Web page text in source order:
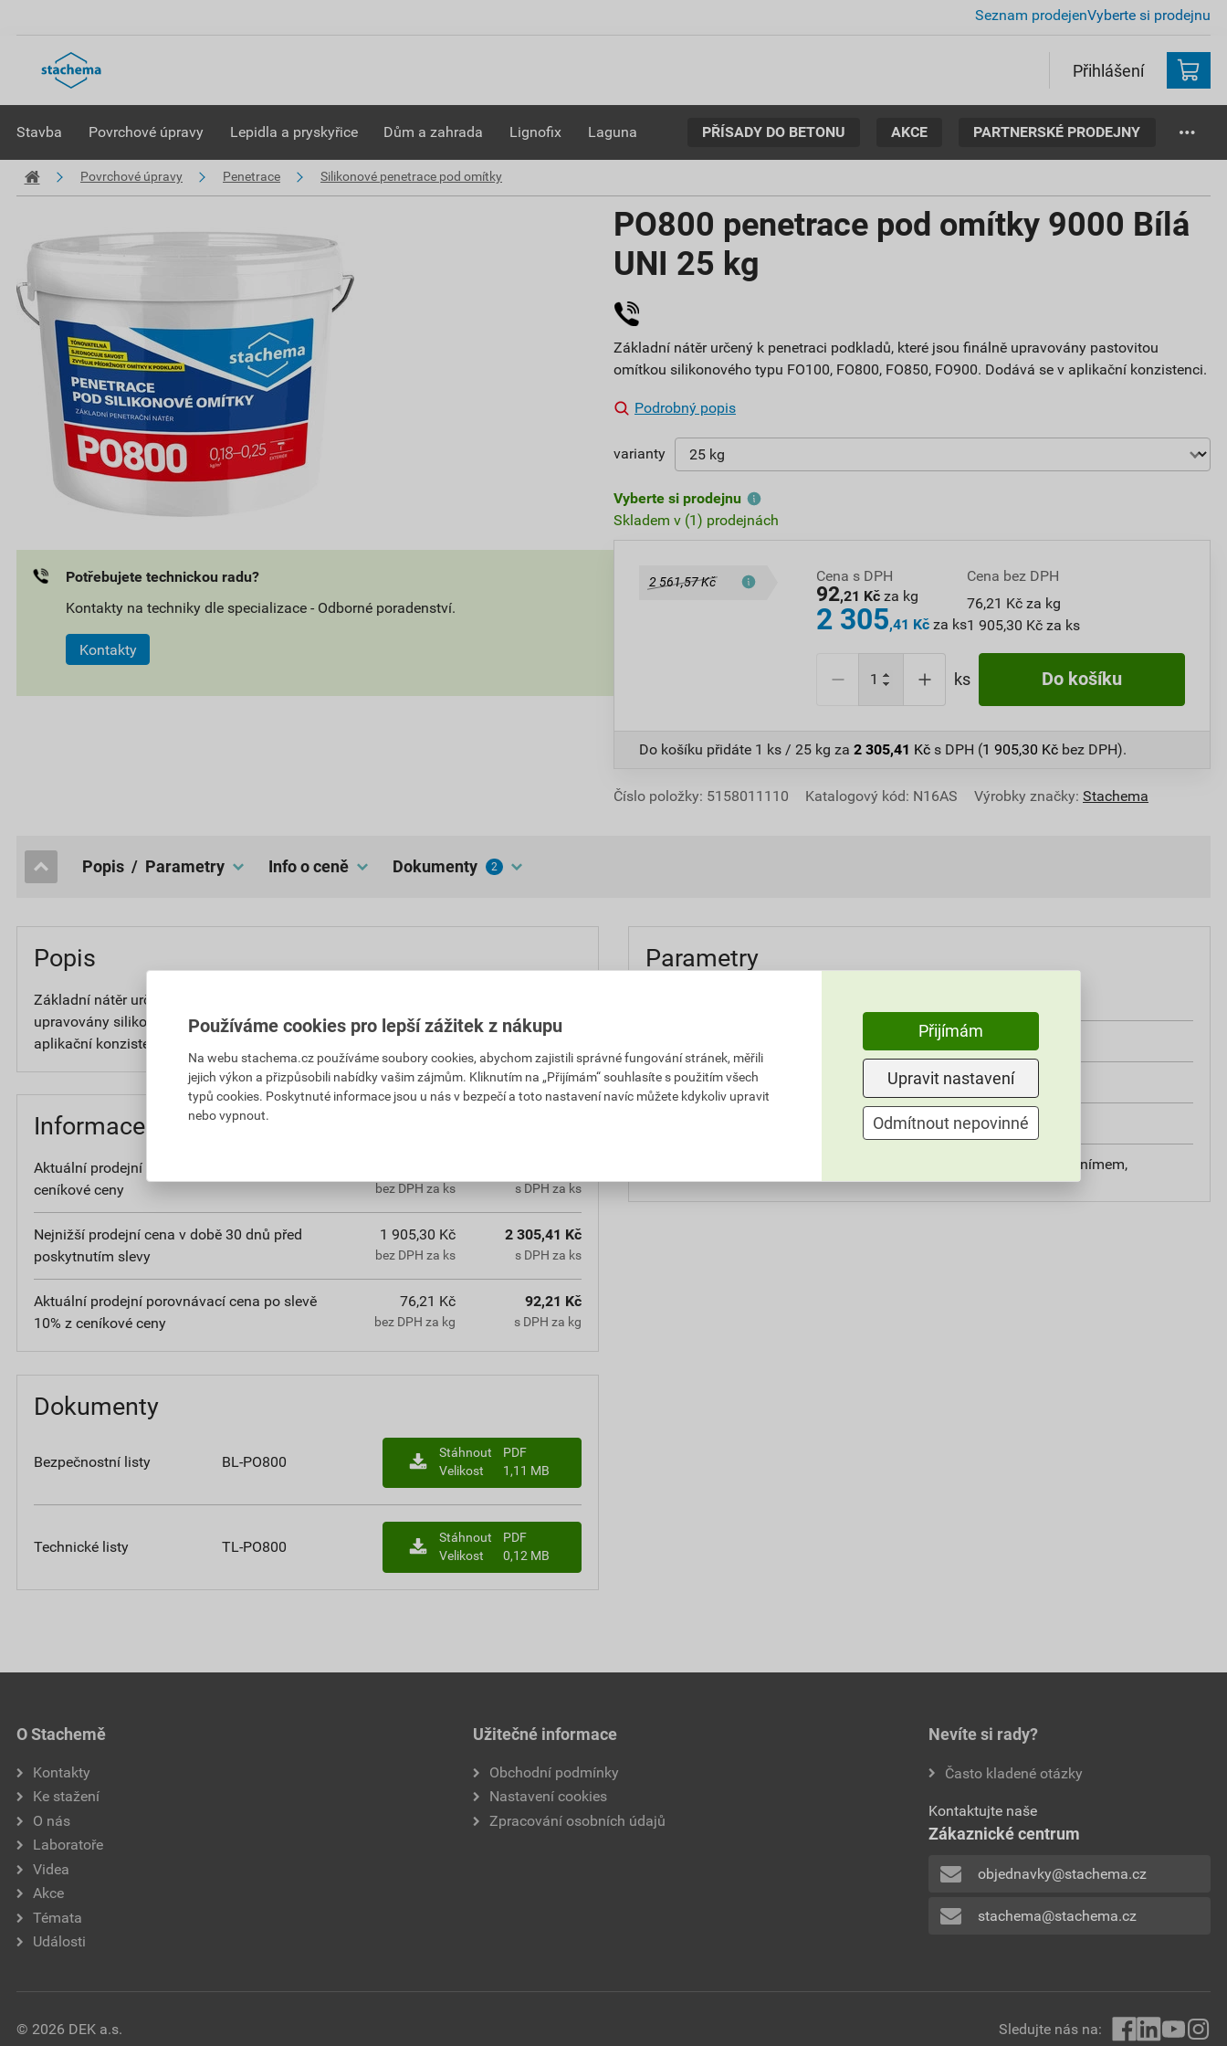
Seznam prodejenVyberte si prodejnu
Přihlášení
Stavba Povrchové úpravy Lepidla a pryskyřice Dům a zahrada Lignofix Laguna PŘÍSADY DO BETONU AKCE PARTNERSKÉ PRODEJNY
Povrchové úpravy Penetrace Silikonové penetrace pod omítky
Potřebujete technickou radu?
Kontakty na techniky dle specializace - Odborné poradenství.
Kontakty
PO800 penetrace pod omítky 9000 Bílá
UNI 25 kg
Základní nátěr určený k penetraci podkladů, které jsou finálně upravovány pastovitou
omítkou silikonového typu FO100, FO800, FO850, FO900. Dodává se v aplikační konzistenci.
Podrobný popis
varianty
Vyberte si prodejnu
Skladem v (1) prodejnách
2 561,57 Kč Cena s DPH
92,21 Kč za kg
2 305,41 Kč za ks
Cena bez DPH
76,21 Kč za kg
1 905,30 Kč za ks
ks Do košíku
Do košíku přidáte 1 ks / 25 kg za 2 305,41 Kč s DPH (1 905,30 Kč bez DPH).
Číslo položky: 5158011110 Katalogový kód: N16AS Výrobky značky: Stachema
popis / Parametry Info o ceně dokumenty 2
Popis
Základní nátěr určený pro penetraci všech savých podkladů, které jsou finálně
upravovány silikonovou pastovitou omítkou FO800, FO850, FO900. Dodává se v
aplikační konzistenci.
Informace o ceně
Aktuální prodejní cena po slevě 10% z
ceníkové ceny
bez DPH za ks s DPH za ks
Nejnižší prodejní cena v době 30 dnů před
poskytnutím slevy
1 905,30 Kč
bez DPH za ks
2 305,41 Kč
s DPH za ks
Aktuální prodejní porovnávací cena po slevě
10% z ceníkové ceny
76,21 Kč
bez DPH za kg
92,21 Kč
s DPH za kg
Dokumenty
Bezpečnostní listy BL-PO800
Stáhnout
PDF
Velikost
1,11 MB
Technické listy TL-PO800
Stáhnout
PDF
Velikost
0,12 MB
Parametry
bílá
spotřeba 0,18-0,25kg/m²
exteriér, interiér
válečkem, štětcem, stříkánímem,
O Stachemě
Kontakty
Ke stažení
O nás
Laboratoře
Videa
Akce
Témata
Události
Užitečné informace
Obchodní podmínky
Nastavení cookies
Zpracování osobních údajů
Nevíte si rady?
Často kladené otázky
Kontaktujte naše
Zákaznické centrum
objednavky@stachema.cz
stachema@stachema.cz
© 2026 DEK a.s. Sledujte nás na:
Používáme cookies pro lepší zážitek z nákupu
Na webu stachema.cz používáme soubory cookies, abychom zajistili správné fungování stránek, měřili
jejich výkon a přizpůsobili nabídky vašim zájmům. Kliknutím na „Přijímám“ souhlasíte s použitím všech
typů cookies. Poskytnuté informace jsou u nás v bezpečí a toto nastavení navíc můžete kdykoliv upravit
nebo vypnout.
Přijímám
Upravit nastavení
Odmítnout nepovinné